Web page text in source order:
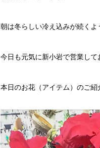
朝は冬らしい冷え込みが続くよ
今日も元気に新小岩で営業して
本日のお花（アイテム）のご紹